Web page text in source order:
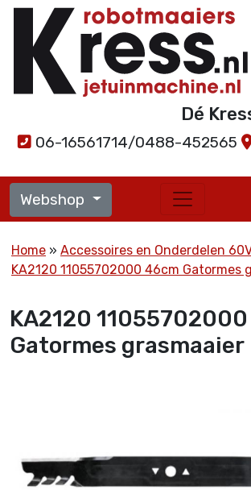
Dé
06-16561714/0488-452565
Webshop
Home
Accessoires en Onderdelen
KA2120 11055702000 46cm Gatormes
KA2120
Gatormes grasmaaier